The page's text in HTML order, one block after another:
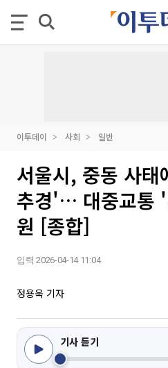
이투데이 사회 일반
서울시, 중동 사
추경'… 대중교통 '
원 [종합]
입력 2026-04-14 11:04
정용욱 기자
기사 듣기